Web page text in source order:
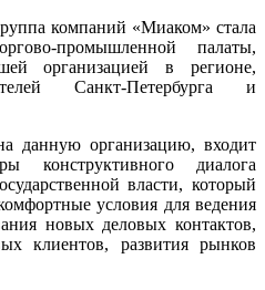
компаний «Миаком» стала
промышленной палаты,
организацией в регионе,
Санкт-Петербурга и
данную организацию, входит
конструктивного диалога
власти, который
условия для ведения
новых деловых контактов,
клиентов, развития рынков